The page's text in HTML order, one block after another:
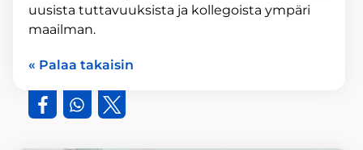
uusista tuttavuuksista ja kollegoista ympäri
maailman.
« Palaa takaisin